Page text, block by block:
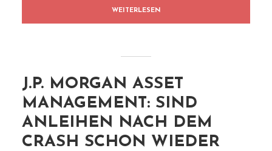
WEITERLESEN
J.P. MORGAN ASSET
MANAGEMENT: SIND
ANLEIHEN NACH DEM
CRASH SCHON WIEDER